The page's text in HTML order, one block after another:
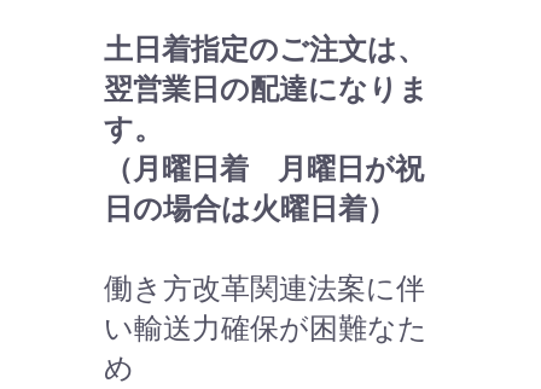
土日着指定のご注文は、
翌営業日の配達になりま
す。
（月曜日着 月曜日が祝
日の場合は火曜日着）
働き方改革関連法案に伴
い輸送力確保が困難なた
め